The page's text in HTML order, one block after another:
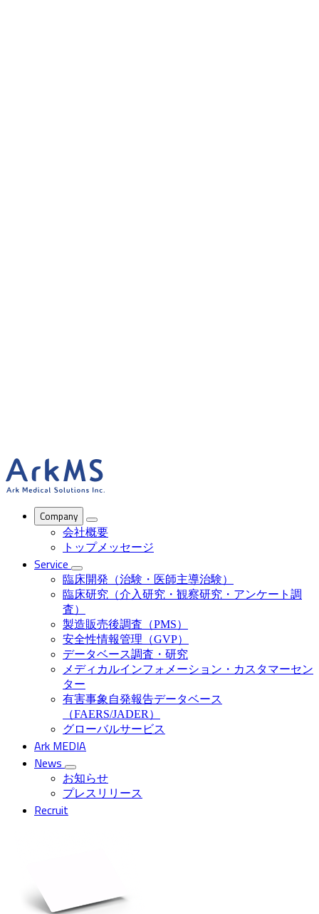
Company
会社概要
トップメッセージ
Service
臨床開発（治験・医師主導治験）
臨床研究（介入研究・観察研究・アンケート調
査）
製造販売後調査（PMS）
安全性情報管理（GVP）
データベース調査・研究
メディカルインフォメーション・カスタマーセン
ター
有害事象自発報告データベース
（FAERS/JADER）
グローバルサービス
Ark MEDIA
News
お知らせ
プレスリリース
Recruit